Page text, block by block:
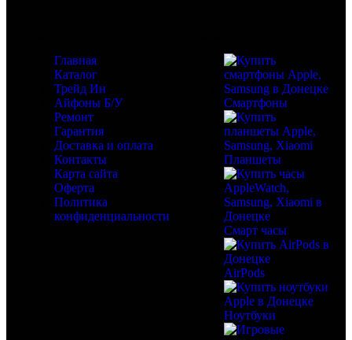
Главная
Каталог
Трейд Ин
Айфоны Б/У
Ремонт
Гарантия
Доставка и оплата
Контакты
Карта сайта
Оферта
Политика
конфиденциальности
Смартфоны
Планшеты
Смарт часы
AirPods
Ноутбуки